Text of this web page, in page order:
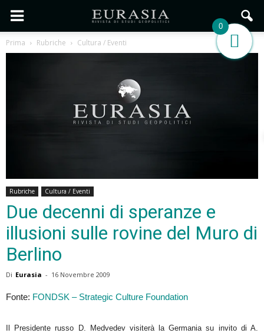
Prima Rubriche Cultura / Eventi
Rubriche Cultura / Eventi
Due decenni di speranze e
illusioni sulle rovine del Muro di
Berlino
Di Eurasia - 16 Novembre 2009
Fonte: FONDSK – Strategic Culture Foundation
Il Presidente russo D. Medvedev visiterà la Germania su invito di A.
0